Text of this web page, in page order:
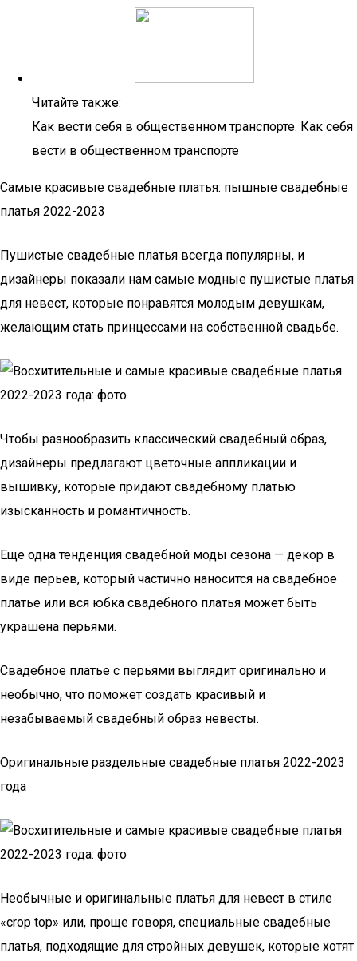
Читайте также:
Как вести себя в общественном транспорте. Как себя
вести в общественном транспорте
Самые красивые свадебные платья: пышные свадебные
платья 2022-2023
Пушистые свадебные платья всегда популярны, и
дизайнеры показали нам самые модные пушистые платья
для невест, которые понравятся молодым девушкам,
желающим стать принцессами на собственной свадьбе.
Чтобы разнообразить классический свадебный образ,
дизайнеры предлагают цветочные аппликации и
вышивку, которые придают свадебному платью
изысканность и романтичность.
Еще одна тенденция свадебной моды сезона — декор в
виде перьев, который частично наносится на свадебное
платье или вся юбка свадебного платья может быть
украшена перьями.
Свадебное платье с перьями выглядит оригинально и
необычно, что поможет создать красивый и
незабываемый свадебный образ невесты.
Оригинальные раздельные свадебные платья 2022-2023
года
Необычные и оригинальные платья для невест в стиле
«crop top» или, проще говоря, специальные свадебные
платья, подходящие для стройных девушек, которые хотят